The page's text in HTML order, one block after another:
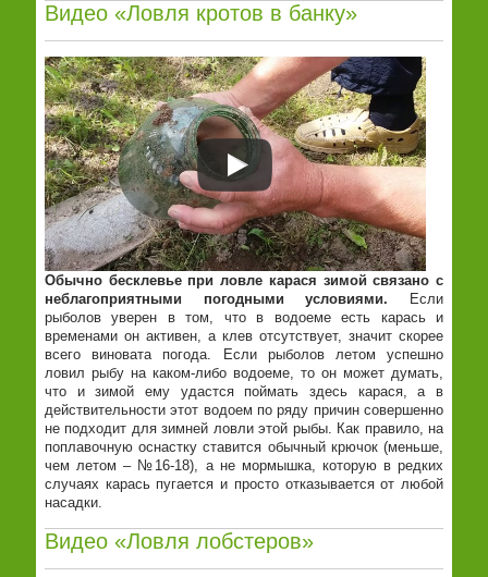
Видео «Ловля кротов в банку»
Обычно бесклевье при ловле карася зимой связано с
неблагоприятными погодными условиями. Если
рыболов уверен в том, что в водоеме есть карась и
временами он активен, а клев отсутствует, значит скорее
всего виновата погода. Если рыболов летом успешно
ловил рыбу на каком-либо водоеме, то он может думать,
что и зимой ему удастся поймать здесь карася, а в
действительности этот водоем по ряду причин совершенно
не подходит для зимней ловли этой рыбы. Как правило, на
поплавочную оснастку ставится обычный крючок (меньше,
чем летом – №16-18), а не мормышка, которую в редких
случаях карась пугается и просто отказывается от любой
насадки.
Видео «Ловля лобстеров»